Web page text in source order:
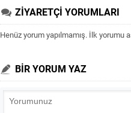
ZİYARETÇİ YORUMLARI
Henüz yorum yapılmamış. İlk yorumu
BİR YORUM YAZ